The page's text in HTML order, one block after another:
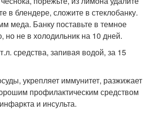
в блендере, сложите в стеклобанку.
меда. Банку поставьте в темное
но не в холодильник на 10 дней.
средства, запивая водой, за 15
укрепляет иммунитет, разжижает
профилактическим средством
и инсульта.